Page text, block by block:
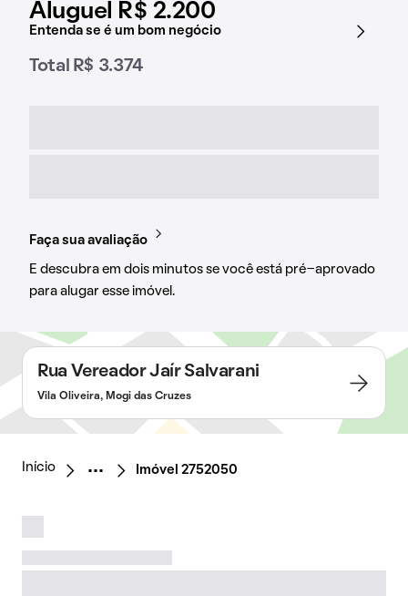
Aluguel R$ 2.200
Entenda se é um bom negócio
Total R$ 3.374
Faça sua avaliação
E descubra em dois minutos se você está pré-aprovado
para alugar esse imóvel.
Rua Vereador Jaír Salvarani
Vila Oliveira, Mogi das Cruzes
Início Imóvel 2752050